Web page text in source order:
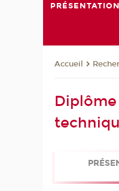
PRÉSENTATION
Accueil